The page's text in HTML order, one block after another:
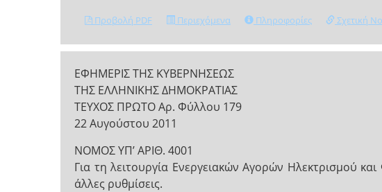
Προβολή PDF Περιεχόμενα Πληροφορίες Σχετική
ΕΦΗΜΕΡΙΣ ΤΗΣ ΚΥΒΕΡΝΗΣΕΩΣ
ΤΗΣ ΕΛΛΗΝΙΚΗΣ ΔΗΜΟΚΡΑΤΙΑΣ
ΤΕΥΧΟΣ ΠΡΩΤΟ Αρ. Φύλλου 179
22 Αυγούστου 2011
NOMOΣ ΥΠ’ ΑΡΙΘ. 4001
Για τη λειτουργία Ενεργειακών Αγορών Ηλεκτρισμού
άλλες ρυθμίσεις.